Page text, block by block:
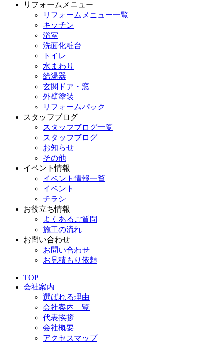
リフォームメニュー
リフォームメニュー一覧
キッチン
浴室
洗面化粧台
トイレ
水まわり
給湯器
玄関ドア・窓
外壁塗装
リフォームパック
スタッフブログ
スタッフブログ一覧
スタッフブログ
お知らせ
その他
イベント情報
イベント情報一覧
イベント
チラシ
お役立ち情報
よくあるご質問
施工の流れ
お問い合わせ
お問い合わせ
お見積もり依頼
TOP
会社案内
選ばれる理由
会社案内一覧
代表挨拶
会社概要
アクセスマップ